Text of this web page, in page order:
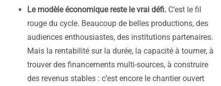
Le modèle économique reste le vrai défi. C’est le fil
rouge du cycle. Beaucoup de belles productions, des
audiences enthousiastes, des institutions partenaires.
Mais la rentabilité sur la durée, la capacité à tourner, à
trouver des financements multi-sources, à construire
des revenus stables : c’est encore le chantier ouvert